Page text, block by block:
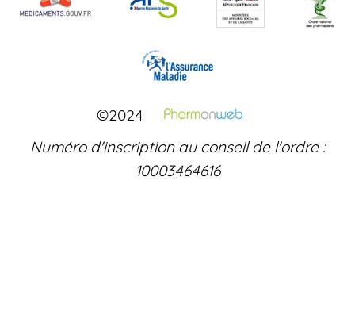
©2024
Numéro d'inscription au conseil de l'ordre :
10003464616